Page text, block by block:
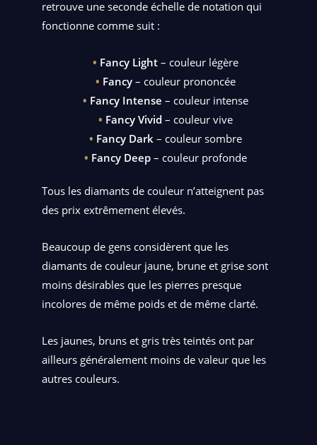
retrouve une seconde échelle de notation qui
fonctionne comme suit :
Fancy Light – couleur légère
Fancy – couleur prononcée
Fancy Intense – couleur intense
Fancy Vivid – couleur vive
Fancy Dark – couleur sombre
Fancy Deep – couleur profonde
Tous les diamants de couleur n’atteignent pas
des prix extrêmement élevés.
Beaucoup de gens considèrent que les
diamants de couleur jaune, brune et grise sont
moins désirables que les pierres presque
incolores de même poids et de même clarté.
Les jaunes, bruns et gris très teintés ont par
ailleurs généralement moins de valeur que les
autres couleurs.